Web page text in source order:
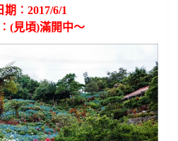
︰2017/6/1
見頃)滿開中～